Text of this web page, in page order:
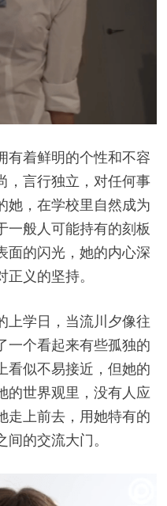
有着鲜明的个性和不容
，言行独立，对任何事
她，在学校里自然成为
一般人可能持有的刻板
面的闪光，她的内心深
义的坚持。
上学日，当流川夕像往
一个看起来有些孤独的
看似不易接近，但她的
的世界观里，没有人应
走上前去，用她特有的
的交流大门。